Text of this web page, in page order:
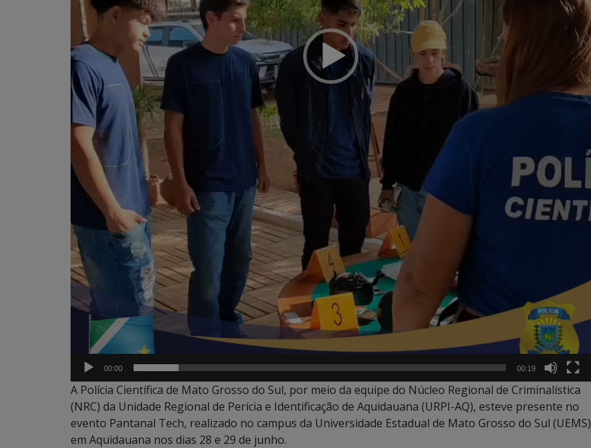
00:00 00:19
A Polícia Científica de Mato Grosso do Sul, por meio da equipe do Núcleo Regional de Criminalística
(NRC) da Unidade Regional de Perícia e Identificação de Aquidauana (URPI-AQ), esteve presente no
evento Pantanal Tech, realizado no campus da Universidade Estadual de Mato Grosso do Sul (UEMS)
em Aquidauana nos dias 28 e 29 de junho.